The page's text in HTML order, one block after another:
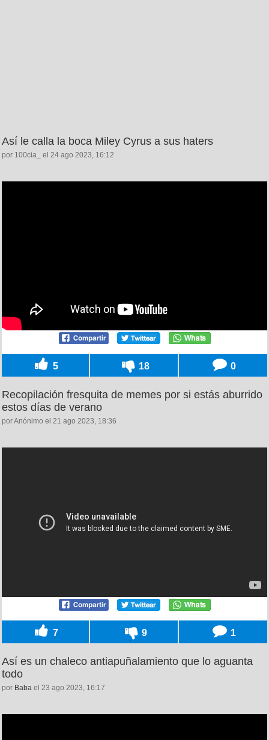
Así le calla la boca Miley Cyrus a sus haters
por 100cia_ el 24 ago 2023, 16:12
5 18 0
Recopilación fresquita de memes por si estás aburrido
estos días de verano
por Anónimo el 21 ago 2023, 18:36
7 9 1
Así es un chaleco antiapuñalamiento que lo aguanta
todo
por Baba el 23 ago 2023, 16:17